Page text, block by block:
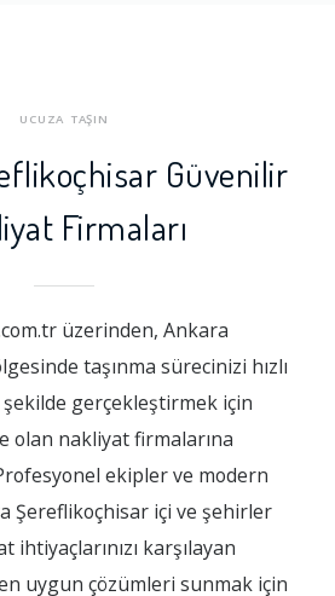
UCUZA TAŞIN
Güvenilir
Firmaları
üzerinden, Ankara
taşınma sürecinizi hızlı
gerçekleştirmek için
olan nakliyat firmalarına
ekipler ve modern
Şereflikoçhisar içi ve şehirler
ihtiyaçlarınızı karşılayan
uygun çözümleri sunmak için